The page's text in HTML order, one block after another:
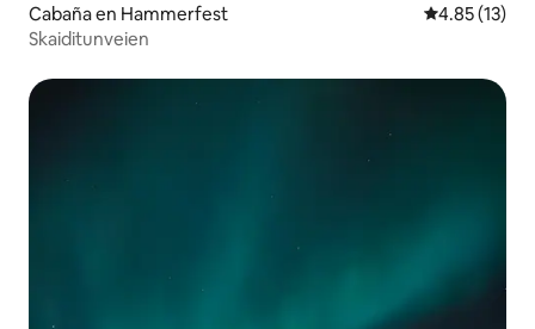
Cabaña en Hammerfest Calificación
4.85 (13)
Skaiditunveien